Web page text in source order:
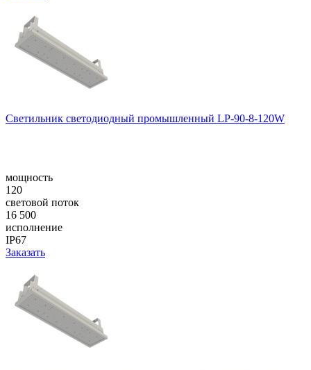
Светильник светодиодный промышленный LP-90-8-120W
мощность
120
световой поток
16 500
исполнение
IP67
Заказать